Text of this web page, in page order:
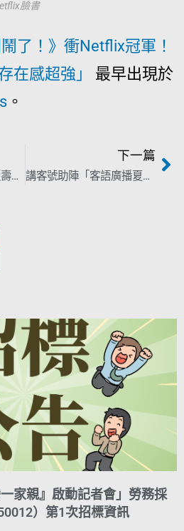
臉書
鬧了！》衝Netflix冠軍！
在感超強」
最早出現於
。
客家小炒大賽／藜麥飯壽司絕妙創意 「家味香客家廚房」中區封王
下一篇
講客號助陣「客語廣播夏令營」 花東孩童客語講超溜！
m
i
n
k
家親』啟動記者會」勞務採
）第1次招標資訊